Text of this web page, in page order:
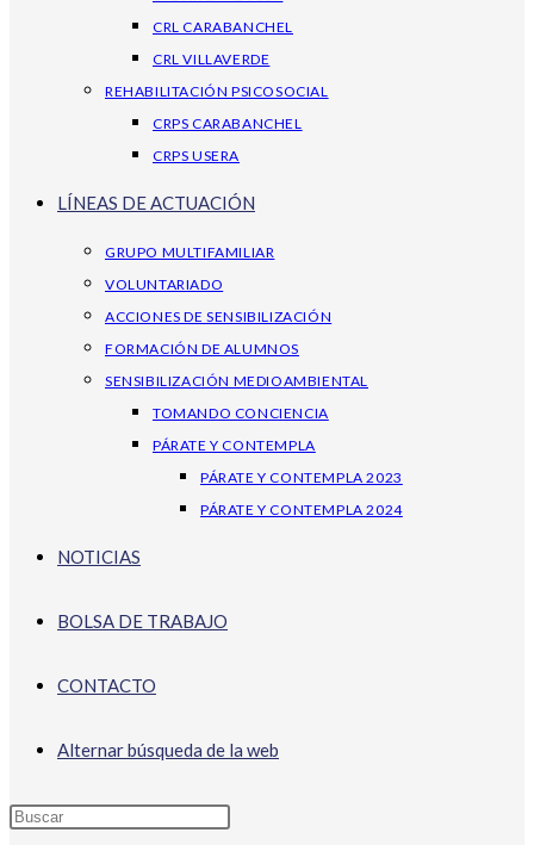
CRL CARABANCHEL
CRL VILLAVERDE
REHABILITACIÓN PSICOSOCIAL
CRPS CARABANCHEL
CRPS USERA
LÍNEAS DE ACTUACIÓN
GRUPO MULTIFAMILIAR
VOLUNTARIADO
ACCIONES DE SENSIBILIZACIÓN
FORMACIÓN DE ALUMNOS
SENSIBILIZACIÓN MEDIOAMBIENTAL
TOMANDO CONCIENCIA
PÁRATE Y CONTEMPLA
PÁRATE Y CONTEMPLA 2023
PÁRATE Y CONTEMPLA 2024
NOTICIAS
BOLSA DE TRABAJO
CONTACTO
Alternar búsqueda de la web